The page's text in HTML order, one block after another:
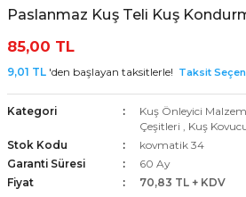
Cihazlar
Kovucu Cihazlar
Cihazlar
Ürünler
Tel Çeşitleri
Paslanmaz Kuş Teli Kuş
85,00 TL
9,01 TL 'den başlayan taksitlerle! Taksit
Kategori Kuş Önleyici
Çeşitleri
Kuş
Stok Kodu
kovmatik 34
Garanti Süresi
60 Ay
Fiyat
70,83 TL + KDV